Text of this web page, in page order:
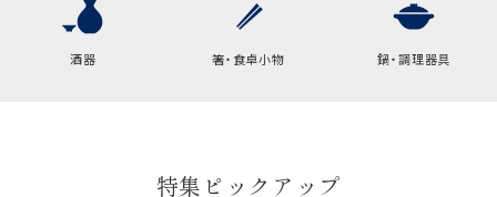
酒器 箸・食卓小物 鍋・調理器具
特集ピックアップ